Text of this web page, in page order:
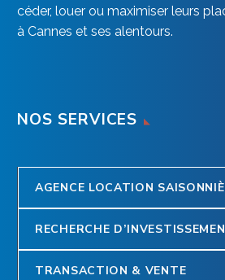
céder, louer ou maximiser leurs
à Cannes et ses alentours.
NOS SERVICES
AGENCE LOCATION
RECHERCHE
TRANSACTION & VENTE